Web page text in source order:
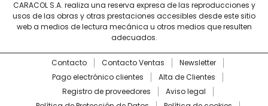
CARACOL S.A. realiza una reserva expresa de las reproducciones y
usos de las obras y otras prestaciones accesibles desde este sitio
web a medios de lectura mecánica u otros medios que resulten
adecuados.
Contacto Contacto Ventas
Newsletter
Pago electrónico clientes
Alta de Clientes
Registro de proveedores
Aviso legal